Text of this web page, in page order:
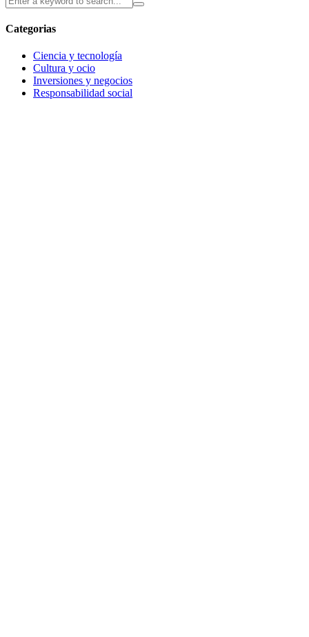
Categorias
Ciencia y tecnología
Cultura y ocio
Inversiones y negocios
Responsabilidad social